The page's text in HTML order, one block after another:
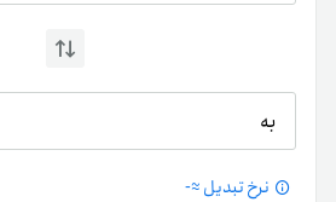
به
نرخ تبدیل ≈-